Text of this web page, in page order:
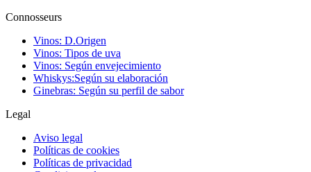
Connosseurs
Vinos: D.Origen
Vinos: Tipos de uva
Vinos: Según envejecimiento
Whiskys:Según su elaboración
Ginebras: Según su perfil de sabor
Legal
Aviso legal
Políticas de cookies
Políticas de privacidad